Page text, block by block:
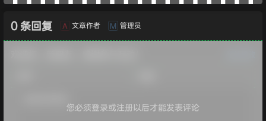
0 条回复 A 文章作者 M 管理员
您必须登录或注册以后才能发表评论